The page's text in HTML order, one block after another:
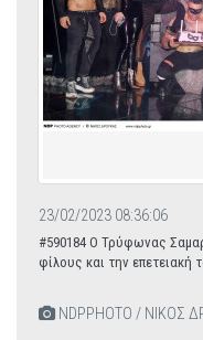
23/02/2023 08:36:06
#590184 Ο Τρύφωνας
φίλους και την
NDPPHOTO / ΝΙΚΟΣ